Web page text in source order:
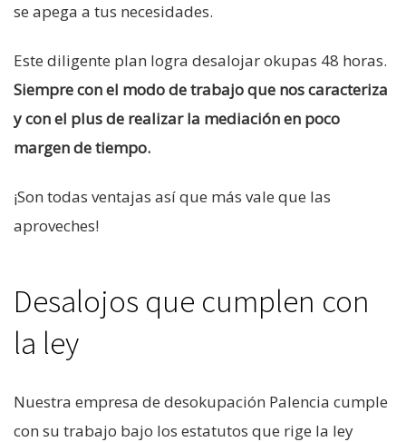
se apega a tus necesidades.
Este diligente plan logra desalojar okupas 48 horas.
Siempre con el modo de trabajo que nos caracteriza
y con el plus de realizar la mediación en poco
margen de tiempo.
¡Son todas ventajas así que más vale que las
aproveches!
Desalojos que cumplen con
la ley
Nuestra empresa de desokupación Palencia cumple
con su trabajo bajo los estatutos que rige la ley